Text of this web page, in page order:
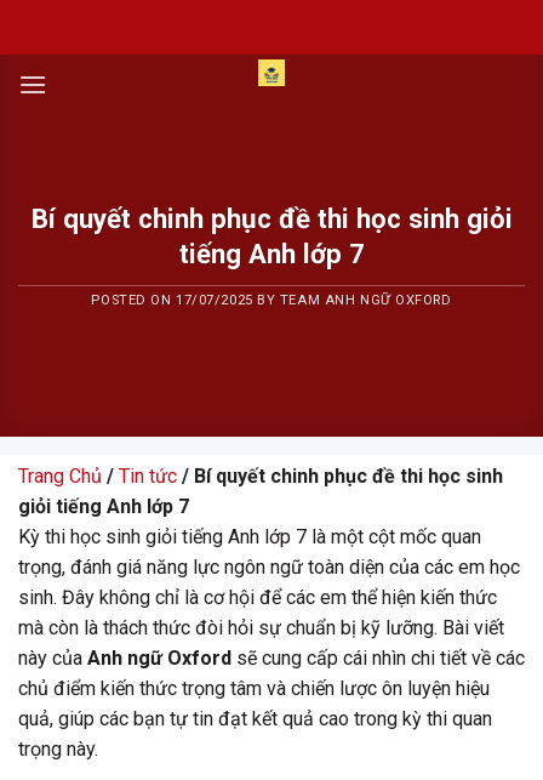
content
Bí quyết chinh phục đề thi học sinh giỏi
tiếng Anh lớp 7
POSTED ON17/07/2025 BY TEAM ANH NGỮ OXFORD
Trang Chủ / Tin tức / Bí quyết chinh phục đề thi học sinh
giỏi tiếng Anh lớp 7
Kỳ thi học sinh giỏi tiếng Anh lớp 7 là một cột mốc quan
trọng, đánh giá năng lực ngôn ngữ toàn diện của các em học
sinh. Đây không chỉ là cơ hội để các em thể hiện kiến thức
mà còn là thách thức đòi hỏi sự chuẩn bị kỹ lưỡng. Bài viết
này của Anh ngữ Oxford sẽ cung cấp cái nhìn chi tiết về các
chủ điểm kiến thức trọng tâm và chiến lược ôn luyện hiệu
quả, giúp các bạn tự tin đạt kết quả cao trong kỳ thi quan
trọng này.